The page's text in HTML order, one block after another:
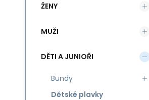
ŽENY
MUŽI
DĚTI A JUNIOŘI
Bundy
Dětské plavky